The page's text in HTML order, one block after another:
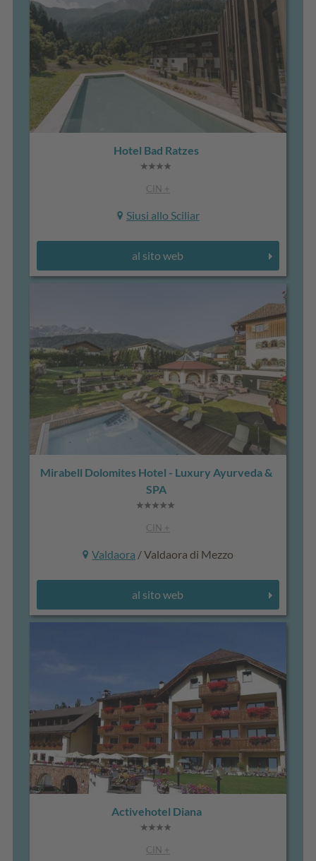
Hotel Bad Ratzes
CIN +
Siusi allo Sciliar
al sito web
Mirabell Dolomites Hotel - Luxury Ayurveda &
SPA
CIN +
Valdaora / Valdaora di Mezzo
al sito web
Activehotel Diana
CIN +